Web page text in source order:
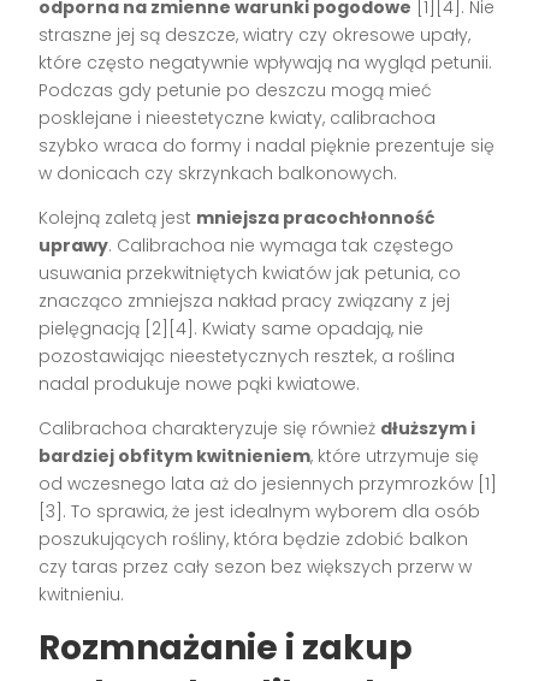
odporna na zmienne warunki pogodowe [1][4]. Nie
straszne jej są deszcze, wiatry czy okresowe upały,
które często negatywnie wpływają na wygląd petunii.
Podczas gdy petunie po deszczu mogą mieć
posklejane i nieestetyczne kwiaty, calibrachoa
szybko wraca do formy i nadal pięknie prezentuje się
w donicach czy skrzynkach balkonowych.
Kolejną zaletą jest mniejsza pracochłonność
uprawy. Calibrachoa nie wymaga tak częstego
usuwania przekwitniętych kwiatów jak petunia, co
znacząco zmniejsza nakład pracy związany z jej
pielęgnacją [2][4]. Kwiaty same opadają, nie
pozostawiając nieestetycznych resztek, a roślina
nadal produkuje nowe pąki kwiatowe.
Calibrachoa charakteryzuje się również dłuższym i
bardziej obfitym kwitnieniem, które utrzymuje się
od wczesnego lata aż do jesiennych przymrozków [1]
[3]. To sprawia, że jest idealnym wyborem dla osób
poszukujących rośliny, która będzie zdobić balkon
czy taras przez cały sezon bez większych przerw w
kwitnieniu.
Rozmnażanie i zakup